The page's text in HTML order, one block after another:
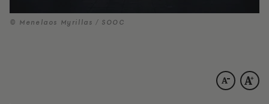
© Menelaos Myrillas / SOOC